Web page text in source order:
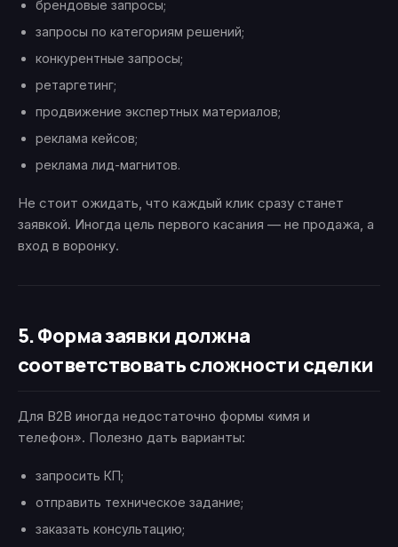
брендовые запросы;
запросы по категориям решений;
конкурентные запросы;
ретаргетинг;
продвижение экспертных материалов;
реклама кейсов;
реклама лид-магнитов.
Не стоит ожидать, что каждый клик сразу станет
заявкой. Иногда цель первого касания — не продажа, а
вход в воронку.
5. Форма заявки должна
соответствовать сложности сделки
Для B2B иногда недостаточно формы «имя и
телефон». Полезно дать варианты:
запросить КП;
отправить техническое задание;
заказать консультацию;